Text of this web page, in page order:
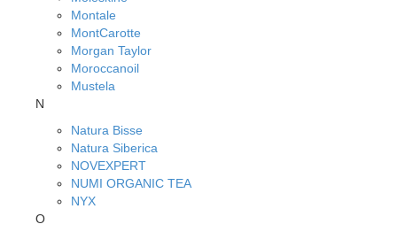
Montale
MontCarotte
Morgan Taylor
Moroccanoil
Mustela
N
Natura Bisse
Natura Siberica
NOVEXPERT
NUMI ORGANIC TEA
NYX
O